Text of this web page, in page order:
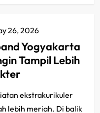
26, 2026
Yogyakarta
Tampil Lebih
ekstrakurikuler
lebih meriah. Di balik